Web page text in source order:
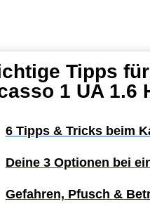
Tipps
1 UA 1.6
6 Tipps & Tricks beim
Deine 3 Optionen bei
Gefahren, Pfusch &